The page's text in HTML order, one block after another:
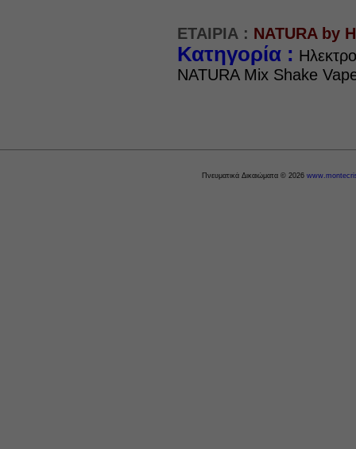
ΕΤΑΙΡΙΑ : NATURA by
Κατηγορία :
NATURA Mix Shake
Πνευματικά Δικαιώματα © 2026